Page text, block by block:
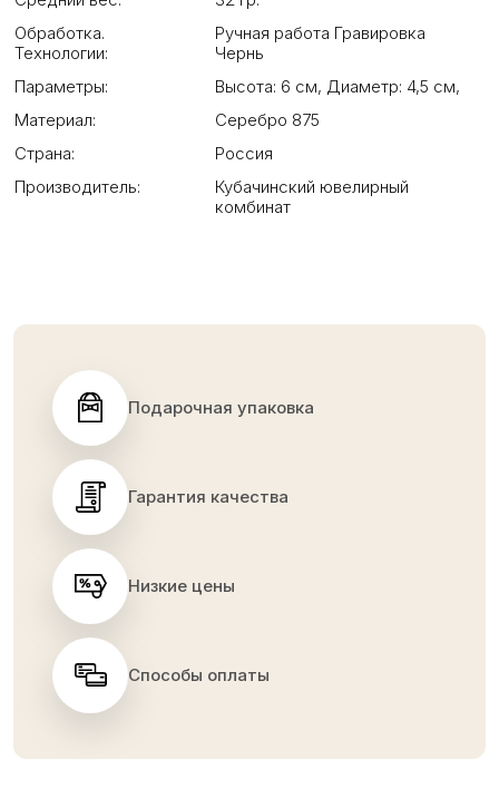
Обработка.
Технологии:
Ручная работа Гравировка
Чернь
Параметры:
Высота: 6 см, Диаметр: 4,5 см,
Материал:
Серебро 875
Страна:
Россия
Производитель:
Кубачинский ювелирный
комбинат
Подарочная упаковка
Гарантия качества
Низкие цены
Способы оплаты